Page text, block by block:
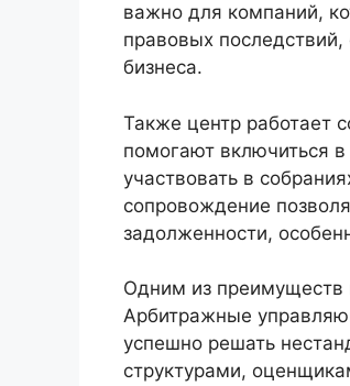
важно для компаний,
правовых
бизнеса.
Также центр работает
помогают включиться
участвовать в
сопровождение
задолженности,
Одним из преимуществ
Арбитражные
успешно решать
структурами,